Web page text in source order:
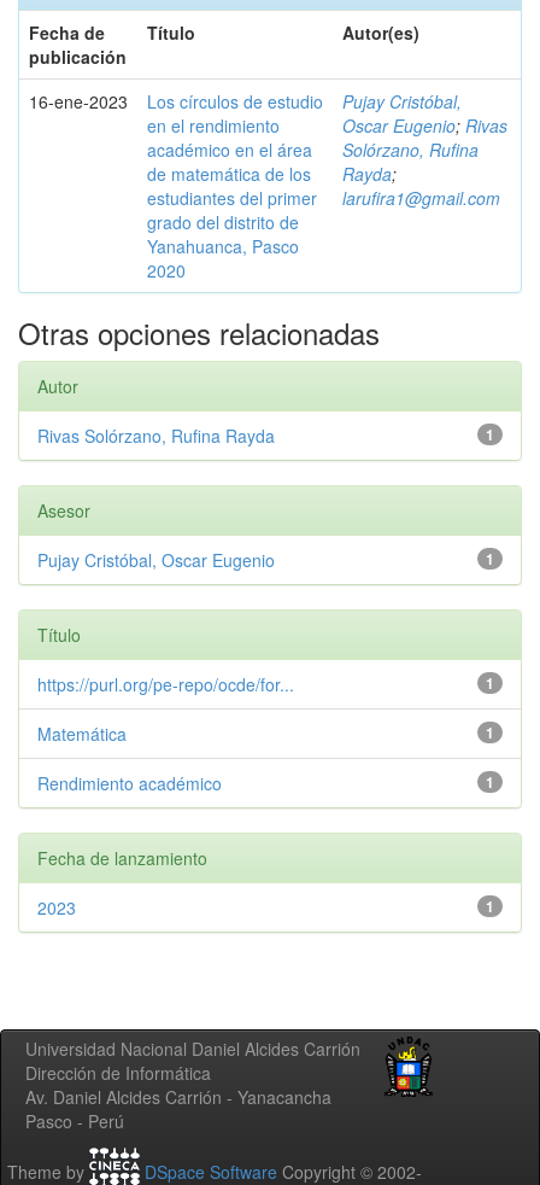
Fecha de
publicación
Título Autor(es)
16-ene-2023
Los círculos de estudio
en el rendimiento
académico en el área
de matemática de los
estudiantes del primer
grado del distrito de
Yanahuanca, Pasco
2020
Pujay Cristóbal,
Oscar Eugenio; Rivas
Solórzano, Rufina
Rayda;
larufira1@gmail.com
Otras opciones relacionadas
Autor
1
Rivas Solórzano, Rufina Rayda
Asesor
1
Pujay Cristóbal, Oscar Eugenio
Título
1
https://purl.org/pe-repo/ocde/for...
1
Matemática
1
Rendimiento académico
Fecha de lanzamiento
1
2023
Universidad Nacional Daniel Alcides Carrión
Dirección de Informática
Av. Daniel Alcides Carrión - Yanacancha
Pasco - Perú
Theme by DSpace Software Copyright © 2002-